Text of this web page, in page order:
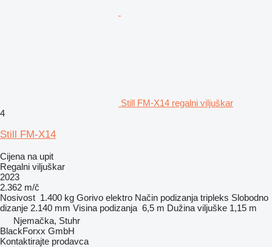
Still FM-X14 regalni viljuškar
4
Still FM-X14
Cijena na upit
Regalni viljuškar
2023
2.362 m/č
Nosivost 1.400 kg Gorivo elektro Način podizanja tripleks Slobodno
dizanje 2.140 mm Visina podizanja 6,5 m Dužina viljuške 1,15 m
Njemačka, Stuhr
BlackForxx GmbH
Kontaktirajte prodavca